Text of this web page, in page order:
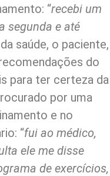
“recebi um
segunda e até
saúde, o paciente,
do
para ter certeza da
por uma
e no
“fui ao médico,
ele me disse
de exercícios,